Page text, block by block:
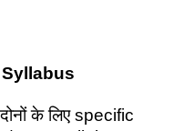
के लिए specific